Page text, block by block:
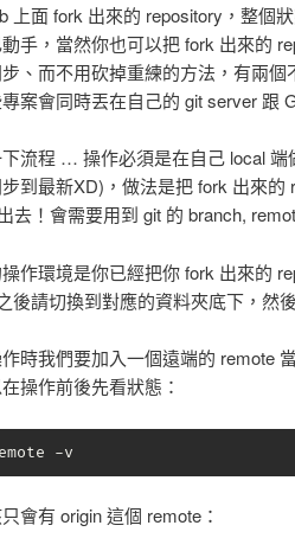
上面 fork 出來的 repository，整個
手，當然你也可以把 fork 出來的
、而不用砍掉重練的方法，有兩
案會同時丟在自己的 git server 跟
流程 … 操作必須是在自己 local
到最新XD)，做法是把 fork 出來
去！會需要用到 git 的 branch,
作環境是你已經把你 fork 出來的
後請切換到對應的資料夾底下，然
時我們要加入一個遠端的 remote
操作前後先看狀態：
-v
會有 origin 這個 remote：